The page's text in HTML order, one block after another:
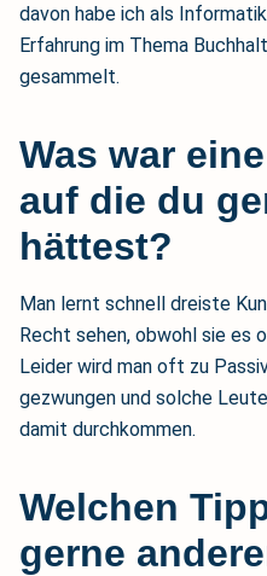
davon habe ich als
Erfahrung im Thema
gesammelt.
Was war
auf die du
hättest?
Man lernt schnell dreiste
Recht sehen, obwohl sie es
Leider wird man oft zu
gezwungen und solche
damit durchkommen.
Welchen
gerne